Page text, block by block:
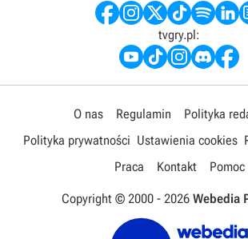
tvgry.pl:
O nas Regulamin
Polityka
Polityka prywatności Ustawienia cookies
Praca
Kontakt Pomoc
Copyright © 2000 - 2026 Webedia